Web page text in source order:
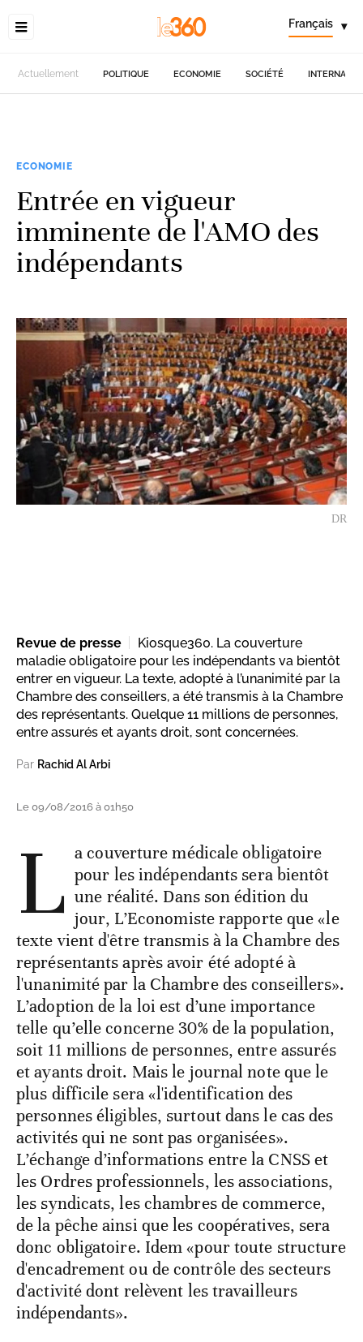
Français ▾
Actuellement POLITIQUE ECONOMIE SOCIÉTÉ
ECONOMIE
Entrée en vigueur
imminente de l'AMO des
indépendants
DR
Revue de presse
Kiosque360. La couverture
maladie obligatoire pour les indépendants va bientôt
entrer en vigueur. La texte, adopté à l’unanimité par la
Chambre des conseillers, a été transmis à la Chambre
des représentants. Quelque 11 millions de personnes,
entre assurés et ayants droit, sont concernées.
Par Rachid Al Arbi
Le 09/08/2016 à 01h50
L a couverture médicale obligatoire
pour les indépendants sera bientôt
une réalité. Dans son édition du
jour, L’Economiste rapporte que «le
texte vient d'être transmis à la Chambre des
représentants après avoir été adopté à
l'unanimité par la Chambre des conseillers».
L’adoption de la loi est d’une importance
telle qu’elle concerne 30% de la population,
soit 11 millions de personnes, entre assurés
et ayants droit. Mais le journal note que le
plus difficile sera «l'identification des
personnes éligibles, surtout dans le cas des
activités qui ne sont pas organisées».
L’échange d’informations entre la CNSS et
les Ordres professionnels, les associations,
les syndicats, les chambres de commerce,
de la pêche ainsi que les coopératives, sera
donc obligatoire. Idem «pour toute structure
d'encadrement ou de contrôle des secteurs
d'activité dont relèvent les travailleurs
indépendants».